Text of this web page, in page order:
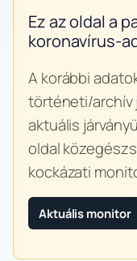
Ez az oldal a
koronavírus-
A korábbi
történeti/archív
aktuális
oldal
kockázati
Aktuális monitor